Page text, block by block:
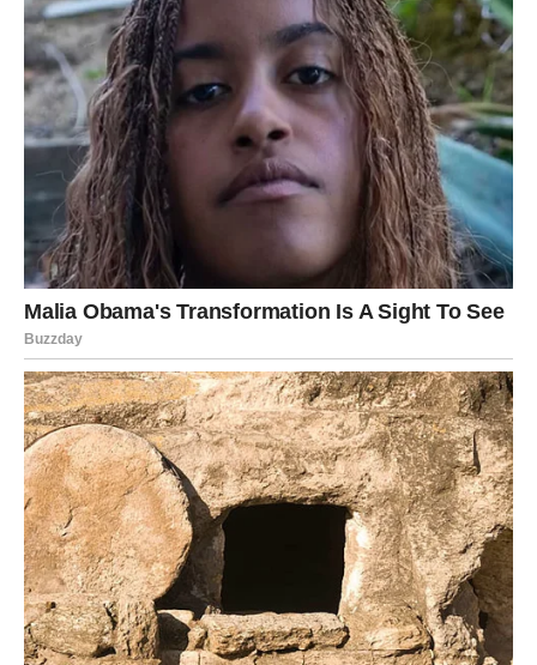
Jednim klikom preuzmi knjigu s najboljim
receptima!